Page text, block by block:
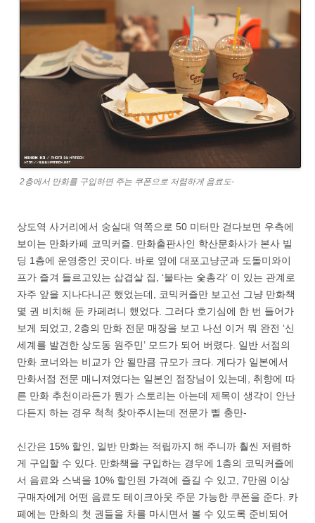
2층에서 만화를 구입하면 주는 쿠폰으로 저렴하게 음료도-
상도역 사거리에서 숭실대 역쪽으로 50 미터만 걷다보면 우측에
보이는 만화카페 코믹커즐. 만화출판사인 학산문화사가 본사 빌
딩 1층에 운영중인 곳이다. 바로 옆에 대포고냥군과 도돌미와이
프가 즐겨 들르고있는 삽겹살 집, ‘불타는 숯총각’ 이 있는 관계로
자주 앞을 지나다니곤 했었는데, 코믹커즐만 보고선 그냥 만화책
몇 권 비치해 둔 카페려니 했었다. 그러다 호기심에 한 번 들어가
보게 되었고, 2층의 만화 전문 매장을 보고 나선 이거 뭐 완전 ‘신
세계를 발견한 상도동 원주민’ 모드가 되어 버렸다. 일반 서점의
만화 코너와는 비교가 안 될만큼 규모가 크다. 게다가 일본에서
만화서점 전문 매니져였다는 일본인 점장님이 있는데, 취향에 따
른 만화 추천이라든가 뭔가 스토리는 아는데 제목이 생각이 안난
다든지 하는 경우 척척 찾아주시는데 전문가 삘 충만-
신간은 15% 할인, 일반 만화는 적립까지 해 주니까 훨씬 저렴하
게 구입할 수 있다. 만화책을 구입하는 경우에 1층의 코믹커즐에
서 음료와 스낵을 10% 할인된 가격에 즐길 수 있고, 7만원 이상
구매자에게 어떤 음료도 테이크아웃 주문 가능한 쿠폰을 준다. 카
페에는 만화의 첫 권들을 차를 마시면서 볼 수 있도록 준비되어